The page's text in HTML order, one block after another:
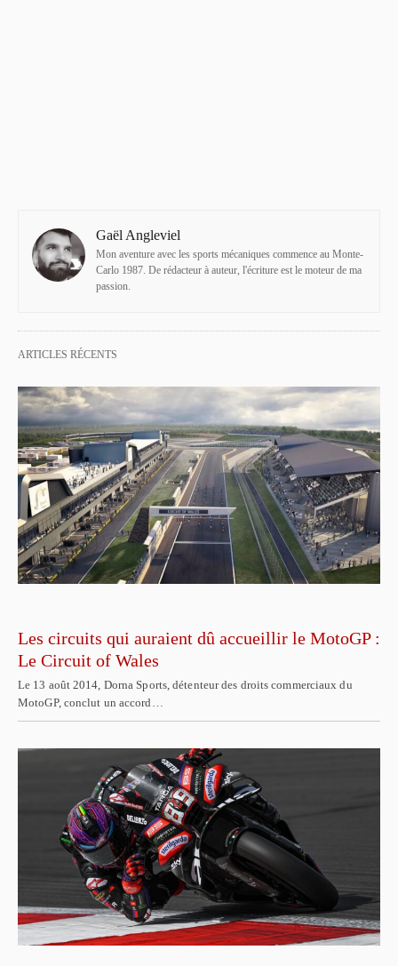
Gaël Angleviel
Mon aventure avec les sports mécaniques commence au Monte-
Carlo 1987. De rédacteur à auteur, l'écriture est le moteur de ma
passion.
ARTICLES RÉCENTS
Les circuits qui auraient dû accueillir le MotoGP :
Le Circuit of Wales
Le 13 août 2014, Dorna Sports, détenteur des droits commerciaux du
MotoGP, conclut un accord…